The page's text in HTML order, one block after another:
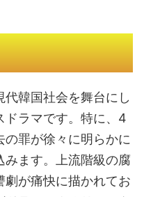
韓国社会を舞台にし
ドラマです。特に、4
の罪が徐々に明らかに
みます。上流階級の腐
劇が痛快に描かれてお